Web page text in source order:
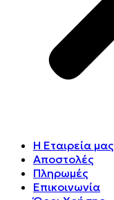
Η Εταιρεία μας
Αποστολές
Πληρωμές
Επικοινωνία